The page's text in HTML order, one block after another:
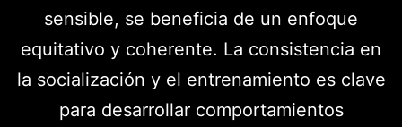
sensible, se beneficia de un enfoque
equitativo y coherente. La consistencia en
la socialización y el entrenamiento es clave
para desarrollar comportamientos